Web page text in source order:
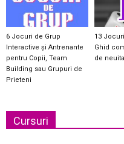
6 Jocuri de Grup
Interactive și Antrenante
pentru Copii, Team
Building sau Grupuri de
Prieteni
13
Ghid
de
Cursuri